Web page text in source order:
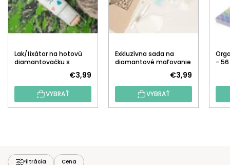
Lak/fixátor na hotovú
diamantovačku s
€3,99
VYBRAŤ
Exkluzívna sada na
diamantové maľovanie
€3,99
VYBRAŤ
- 56
Filtrácia Cena